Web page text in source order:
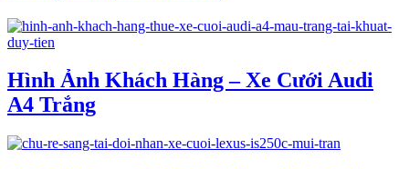
Hình Ảnh Khách Hàng – Xe Cưới Audi
A4 Trắng